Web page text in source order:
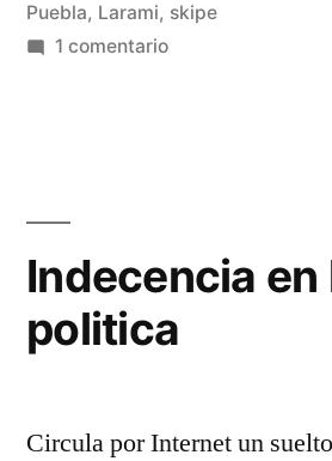
Puebla, Larami, skipe
1 comentarioen
Indecencia en
politica
Circula por Internet un